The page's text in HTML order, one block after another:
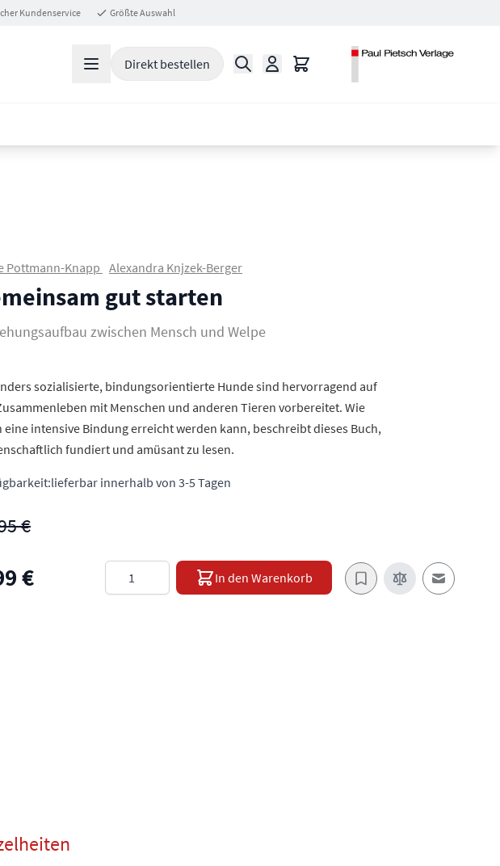
Kundenservice Größte Auswahl
Direkt bestellen Suche Warenkorb
Pottmann-Knapp Alexandra Knjzek-Berger
gut starten
zwischen Mensch und Welpe
sozialisierte, bindungsorientierte Hunde sind hervorragend auf
mit Menschen und anderen Tieren vorbereitet. Wie
eine intensive Bindung erreicht werden kann, beschreibt dieses Buch,
fundiert und amüsant zu lesen.
lieferbar innerhalb von 3-5 Tagen
€
€ Menge In den Warenkorb
E-Mail an